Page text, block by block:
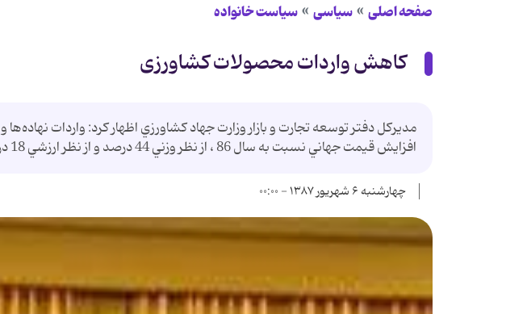
صفحه اصلی سیاسی سیاست خانواده
کاهش واردات محصولات کشاورزی
افزايش قيمت جهاني نسبت به سال 86 ، از نظر وزني 44 درصد و از نظر ارزشي 18 درصد كاهش داشته است
چهارشنبه ۶ شهریور ۱۳۸۷ - ۰۰:۰۰